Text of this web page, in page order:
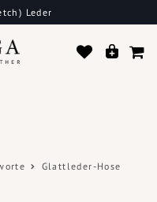
Leder
Glattleder-Hose